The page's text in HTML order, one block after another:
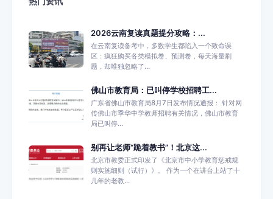
2026云南复读真题提分攻略：...
在云南复读备考中，多数学生都陷入一个致命误
区：疯狂购买各类模拟卷、预测卷，每天海量刷
题，却唯独忽略了...
佛山市教育局：已叫停学校招聘工...
广东省佛山市教育局8月7日发布情况通报： 针对网
传佛山市季华中学教师招聘有关情况，佛山市教育
局已叫停...
别再让老师“跪着教书”！北京这...
北京市教委正式印发了《北京市中小学教育惩戒规
则实施细则（试行）》。 作为一个在讲台上站了十
几年的老教...